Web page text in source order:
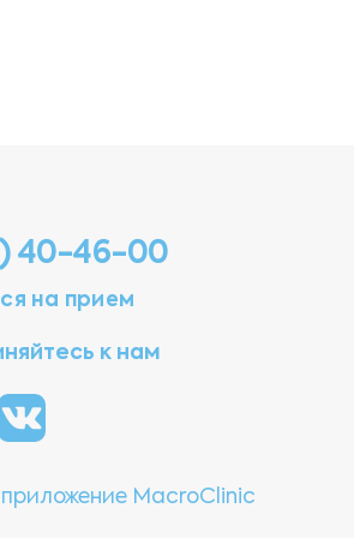
40-46-00
на прием
к нам
MacroClinic